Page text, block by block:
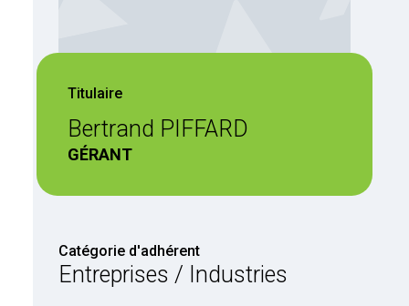
Titulaire
Bertrand PIFFARD
GÉRANT
Catégorie d'adhérent
Entreprises / Industries